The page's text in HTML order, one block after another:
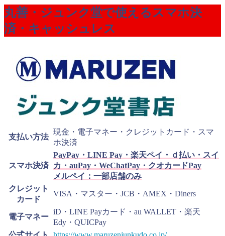
丸善・ジュンク堂で使えるスマホ決
済・キャッシュレス
支払い方法
現金・電子マネー・クレジットカード・スマ
ホ決済
スマホ決済
PayPay・LINE Pay・楽天ペイ・ｄ払い・スイ
カ・auPay・WeChatPay・クオカードPay
メルペイ：一部店舗のみ
クレジット
カード
VISA・マスター・JCB・AMEX・Diners
電子マネー
iD・LINE Payカード・au WALLET・楽天
Edy・QUICPay